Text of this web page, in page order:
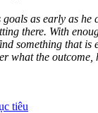
as early as he
there. With
something that is
what the outcome,
tiêu